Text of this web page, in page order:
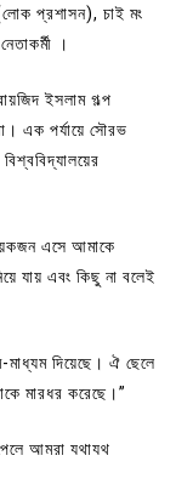
প্রশাসন), চাই মং
।
ইসলাম গল্প
এক পর্যায়ে সৌরভ
এসে আমাকে
যায় এবং কিছু না বলেই
মাধ্যম দিয়েছে। ঐ ছেলে
মারধর করেছে।”
আমরা যথাযথ